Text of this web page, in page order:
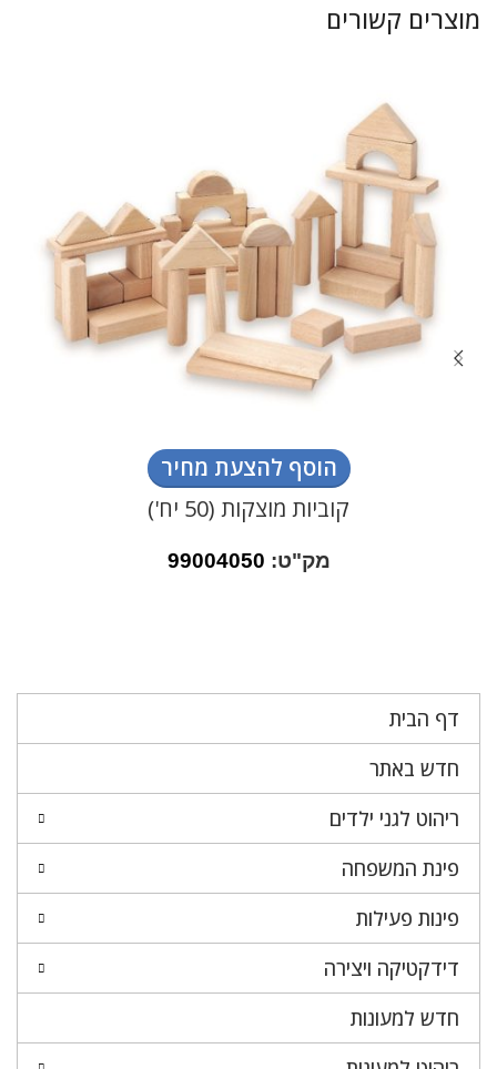
דף הבית
חדש באתר
ריהוט לגני ילדים
פינת המשפחה
פינות פעילות
דידקטיקה ויצירה
חדש למעונות
מוצרים קשורים
הוסף להצעת מחיר
קוביות מוצקות (50 יח')
מק"ט: 99004050